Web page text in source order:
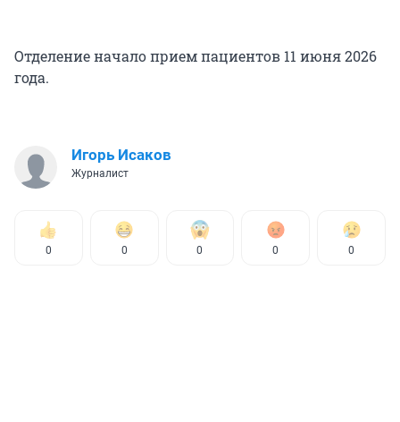
Отделение начало прием пациентов 11 июня 2026
года.
Игорь Исаков
Журналист
0 0 0 0 0